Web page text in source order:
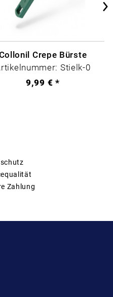
Crepe Bürste
Stielk-0
9,99 € *
Zahlung